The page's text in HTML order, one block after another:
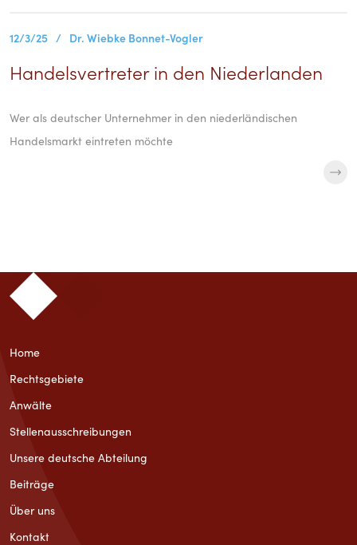
12/3/25 / Dr. Wiebke Bonnet-Vogler
Handelsvertreter in den Niederlanden
Wer als deutscher Unternehmer in den niederländischen
Handelsmarkt eintreten möchte
Home
Rechtsgebiete
Anwälte
Stellenausschreibungen
Unsere deutsche Abteilung
Beiträge
Über uns
Kontakt